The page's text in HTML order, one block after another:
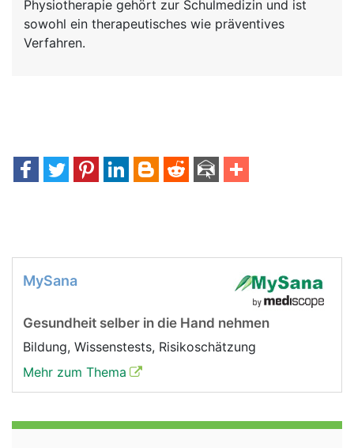
Physiotherapie gehört zur Schulmedizin und ist
sowohl ein therapeutisches wie präventives
Verfahren.
MySana
Gesundheit selber in die Hand nehmen
Bildung, Wissenstests, Risikoschätzung
Mehr zum Thema